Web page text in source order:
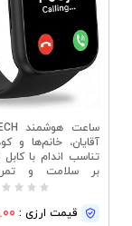
آقایان، خانم‌ها و
تناسب اندام با کابل
بر سلامت و
قیمت ارزی :